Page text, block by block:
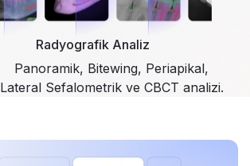
Radyografik Analiz
Panoramik, Bitewing, Periapikal,
Lateral Sefalometrik ve CBCT analizi.